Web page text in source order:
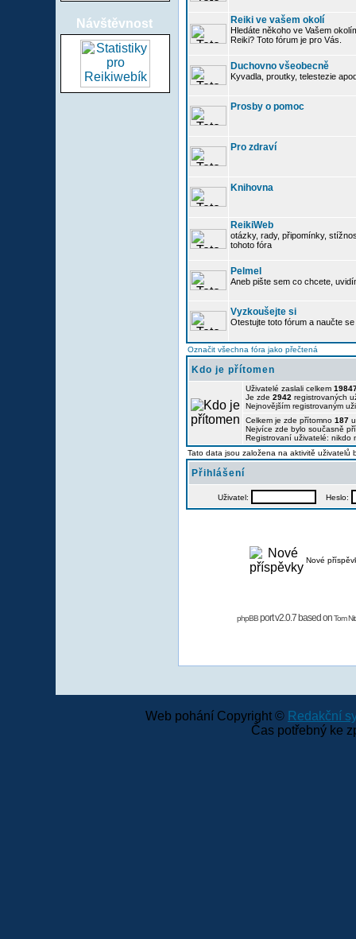
Návštěvnost Reiki ve vašem okolí
Hledáte někoho ve Vašem
Reiki? Toto fórum je pro Vás.
Duchovno všeobecně
Kyvadla, proutky, telestezie
Prosby o pomoc
Pro zdraví
Knihovna
ReikiWeb
otázky, rady, připomínky,
tohoto fóra
Pelmel
Aneb pište sem co chcete,
Vyzkoušejte si
Otestujte toto fórum a naučte
Označit všechna fóra jako přečtená
Kdo je přítomen
Uživatelé zaslali celkem
Je zde 2942 registrovaných
Nejnovějším registrovaným
Celkem je zde přítomno 187
Nejvíce zde bylo současně
Registrovaní uživatelé: nikdo
Tato data jsou založena na aktivitě uživatelů
Přihlášení
Uživatel: Heslo:
Nové
phpBBport v2.0.7 based onTom
Web pohání Copyright © Redakční
Čas potřebný ke